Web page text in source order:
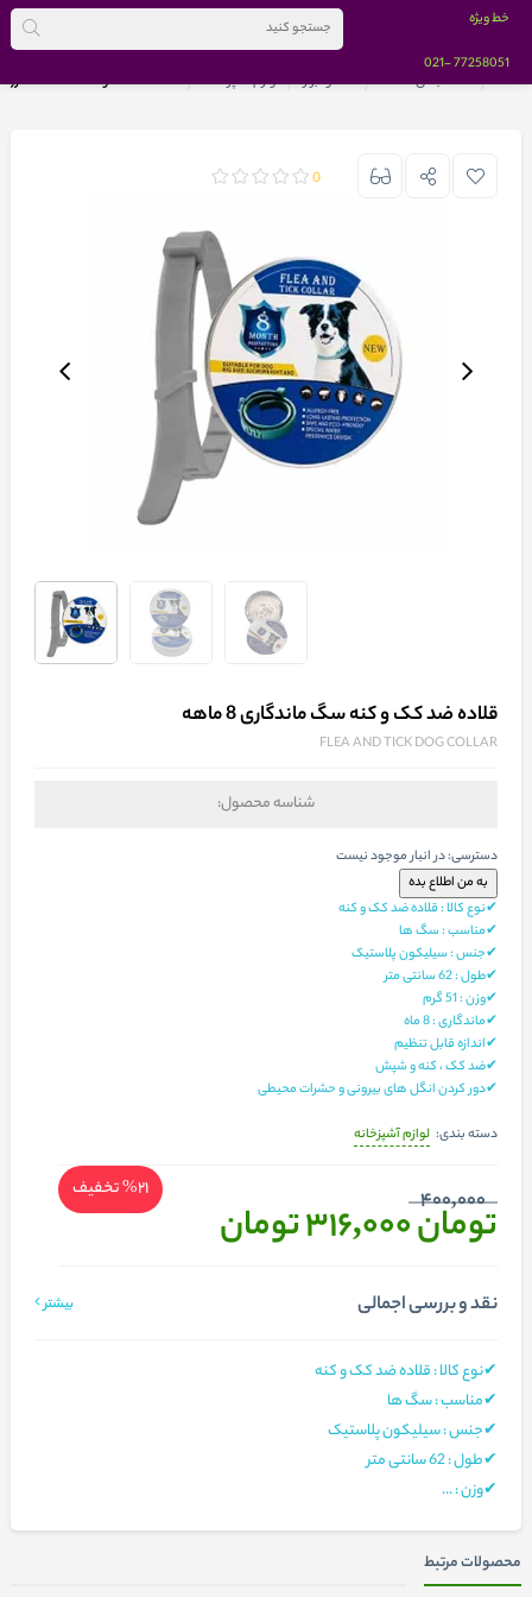
خط ویژه
77258051
-021
خانه
دسته بندی کالاها خانه و ابزار لوازم آشپزخانه قلاده ضد کک و کنه سگ ماندگاری 8 ماهه
قلاده ضد کک و کنه سگ ماندگاری 8 ماهه
FLEA AND TICK DOG COLLAR
شناسه محصول:
دسترسی:در انبار موجود نیست
✔نوع کالا : قلاده ضد کک و کنه
✔مناسب : سگ ها
✔جنس : سیلیکون پلاستیک
✔طول : 62 سانتی متر
✔وزن : 51 گرم
✔ماندگاری : 8 ماه
✔اندازه قابل تنظیم
✔ضد کک ، کنه ‌و شپش
✔دور کردن انگل‌ های بیرونی و حشرات محیطی
دسته بندی: لوازم آشپزخانه
400,000
تومان 316,000 تومان
%21تخفیف
0
نقد و بررسی اجمالی بیشتر
✔نوع کالا : قلاده ضد کک و کنه
✔مناسب : سگ ها
✔جنس : سیلیکون پلاستیک
✔طول : 62 سانتی متر
✔وزن : ...
محصولات مرتبط